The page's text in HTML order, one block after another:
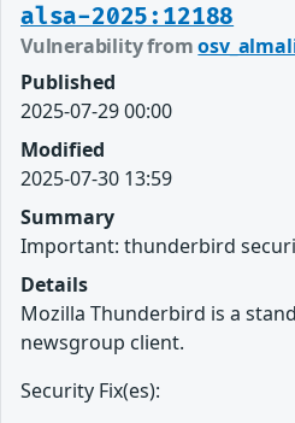
alsa-2025:12188
Vulnerability from
Published
2025-07-29 00:00
Modified
2025-07-30 13:59
Summary
Important: thunderbird
Details
Mozilla Thunderbird is a
newsgroup client.
Security Fix(es):